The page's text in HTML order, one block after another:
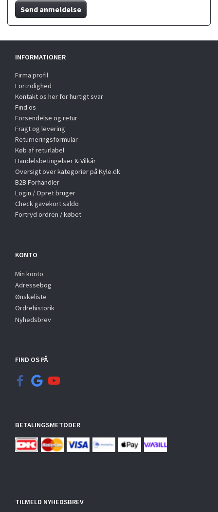
Send anmeldelse
INFORMATIONER
Firma profil
Fortrolighed
Kontakt os her for hurtigt svar
Find os
Forsendelse og retur
Fragt og levering
Returneringsformular
Køb af returlabel
Handelsbetingelser & Vilkår
Oversigt over kategorier på Kyle.dk
B2B Forhandler
Login / Opret bruger
Check gavekort saldo
Fortryd ordren / købet
KONTO
Min konto
Adressebog
Ønskeliste
Ordrehistorik
Nyhedsbrev
FIND OS PÅ
BETALINGSMETODER
TILMELD NYHEDSBREV